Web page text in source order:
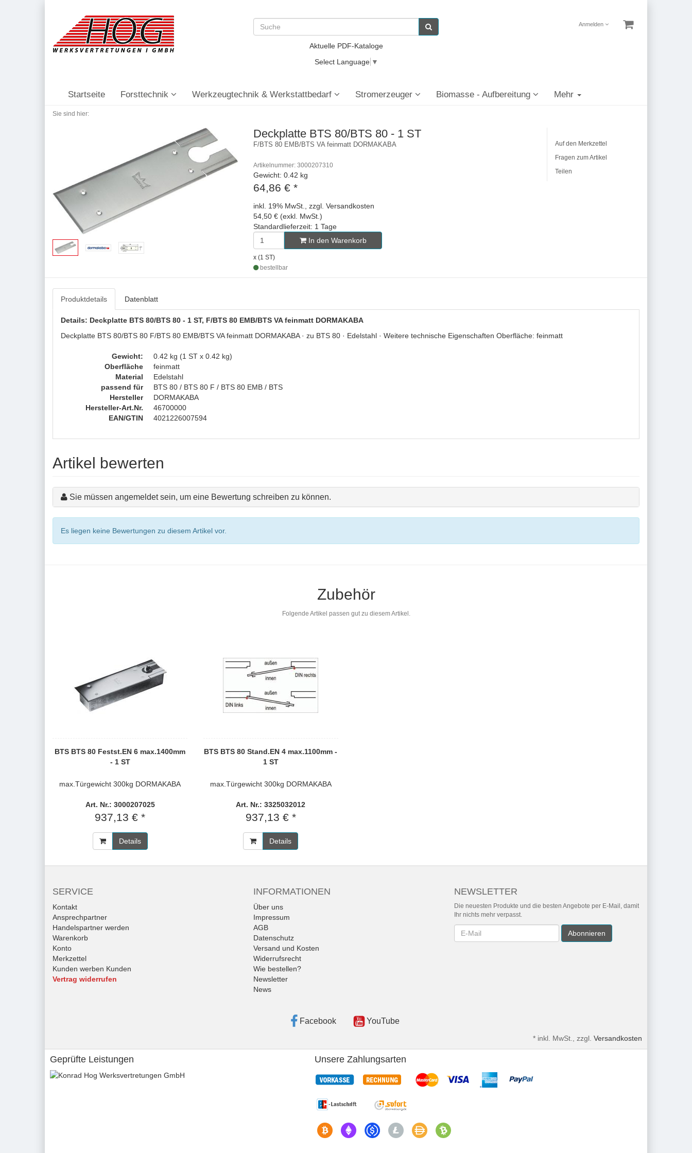
Anmelden
Aktuelle PDF-Kataloge
Select Language ▼
Startseite Forsttechnik Werkzeugtechnik & Werkstattbedarf Stromerzeuger Biomasse - Aufbereitung Mehr
Sie sind hier:
Deckplatte BTS 80/BTS 80 - 1 ST
F/BTS 80 EMB/BTS VA feinmatt DORMAKABA
Artikelnummer: 3000207310
Gewicht: 0.42 kg
64,86 € *
inkl. 19% MwSt., zzgl. Versandkosten
54,50 € (exkl. MwSt.)
Standardlieferzeit: 1 Tage
In den Warenkorb
x (1 ST)
bestellbar
Auf den Merkzettel
Fragen zum Artikel
Teilen
Produktdetails Datenblatt
Details: Deckplatte BTS 80/BTS 80 - 1 ST, F/BTS 80 EMB/BTS VA feinmatt DORMAKABA
Deckplatte BTS 80/BTS 80 F/BTS 80 EMB/BTS VA feinmatt DORMAKABA · zu BTS 80 · Edelstahl · Weitere technische Eigenschaften Oberfläche: feinmatt
Gewicht:
0.42 kg (1 ST x 0.42 kg)
Oberfläche
feinmatt
Material
Edelstahl
passend für
BTS 80 / BTS 80 F / BTS 80 EMB / BTS
Hersteller
DORMAKABA
Hersteller-Art.Nr.
46700000
EAN/GTIN
4021226007594
Artikel bewerten
Sie müssen angemeldet sein, um eine Bewertung schreiben zu können.
Es liegen keine Bewertungen zu diesem Artikel vor.
Zubehör
Folgende Artikel passen gut zu diesem Artikel.
BTS BTS 80 Festst.EN 6 max.1400mm
- 1 ST
max.Türgewicht 300kg DORMAKABA
Art. Nr.: 3000207025
937,13 € *
Details
BTS BTS 80 Stand.EN 4 max.1100mm -
1 ST
max.Türgewicht 300kg DORMAKABA
Art. Nr.: 3325032012
937,13 € *
Details
SERVICE
Kontakt
Ansprechpartner
Handelspartner werden
Warenkorb
Konto
Merkzettel
Kunden werben Kunden
Vertrag widerrufen
INFORMATIONEN
Über uns
Impressum
AGB
Datenschutz
Versand und Kosten
Widerrufsrecht
Wie bestellen?
Newsletter
News
NEWSLETTER
Die neuesten Produkte und die besten Angebote per E-Mail, damit
Ihr nichts mehr verpasst.
Newsletter Abonnieren
Facebook YouTube
* inkl. MwSt., zzgl. Versandkosten
Geprüfte Leistungen Unsere Zahlungsarten